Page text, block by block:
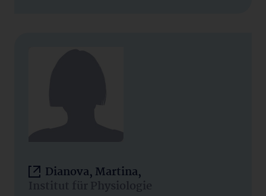
Dianova, Martina,
Institut für Physiologie